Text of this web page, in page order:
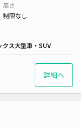
高さ
制限なし
クス大型車・SUV
詳細へ